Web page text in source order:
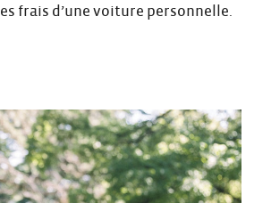
les frais d’une voiture personnelle.